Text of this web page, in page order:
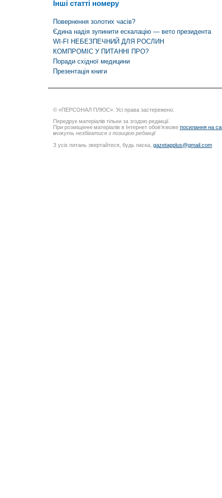
Інші статті номеру
Повернення золотих часів?
Єдина надія зупинити ескалацію — вето президента
WI-FI НЕБЕЗПЕЧНИЙ ДЛЯ РОСЛИН
КОМПРОМІС У ПИТАННІ ПРО?
Поради східної медицини
Презентація книги
© «ПЕРСОНАЛ ПЛЮС». Усі права застережено.
Передрук матеріалів тільки за згодою редакції.
При розміщенні матеріалів в Інтернет обов’язкове посилання на
можуть незбігатися з позицією редакції
З усіх питань звертайтеся, будь ласка, gazetapplus@gmail.com